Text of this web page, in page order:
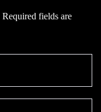
Required fields are